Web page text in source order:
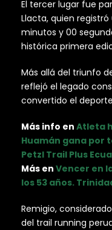
El tercer lugar fue
Llacta, quien
minutos y 00
histórica primera
Más allá del triunfo
reflejó el legado
convertido el
Más info en Atleta
Huamán gana por
Petzl Trail Plus
Más en Vencer en
los 53 años.
Remigio,
del trail running